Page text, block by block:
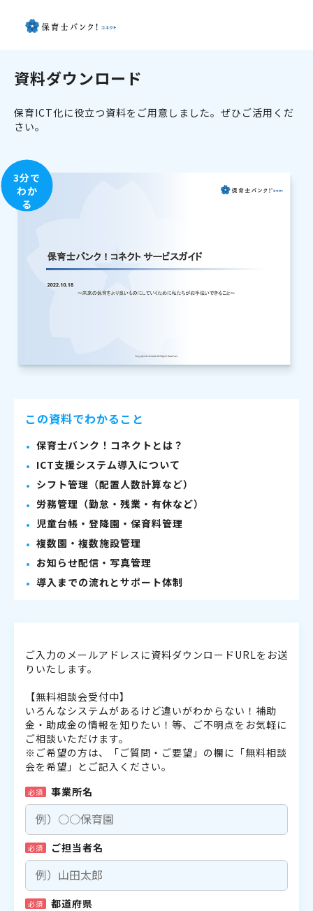
資料ダウンロード
保育ICT化に役立つ資料をご用意しました。ぜひご活用くだ
さい。
3分で
わか
る
この資料でわかること
保育士バンク！コネクトとは？
ICT支援システム導入について
シフト管理（配置人数計算など）
労務管理（勤怠・残業・有休など）
児童台帳・登降園・保育料管理
複数園・複数施設管理
お知らせ配信・写真管理
導入までの流れとサポート体制
ご入力のメールアドレスに資料ダウンロードURLをお送
りいたします。
【無料相談会受付中】
いろんなシステムがあるけど違いがわからない！補助
金・助成金の情報を知りたい！等、ご不明点をお気軽に
ご相談いただけます。
※ご希望の方は、「ご質問・ご要望」の欄に「無料相談
会を希望」とご記入ください。
必須 事業所名
必須 ご担当者名
必須 都道府県